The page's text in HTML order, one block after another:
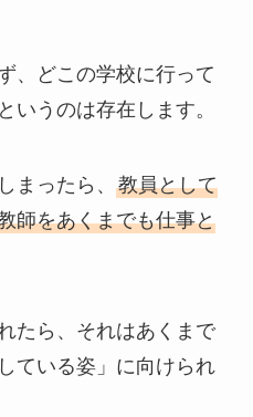
、どこの学校に行って
いうのは存在します。
まったら、 教員として
師をあくまでも仕事と
たら、それはあくまで
ている姿」に向けられ